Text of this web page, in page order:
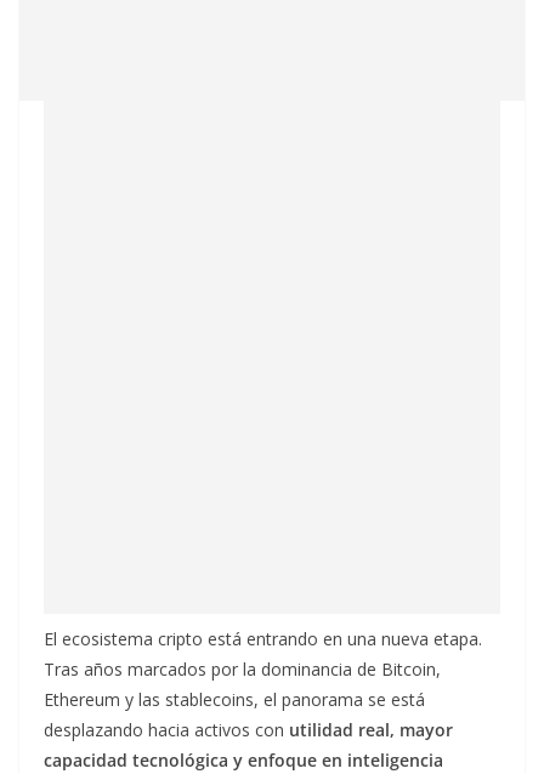
El ecosistema cripto está entrando en una nueva etapa.
Tras años marcados por la dominancia de Bitcoin,
Ethereum y las stablecoins, el panorama se está
desplazando hacia activos con utilidad real, mayor
capacidad tecnológica y enfoque en inteligencia